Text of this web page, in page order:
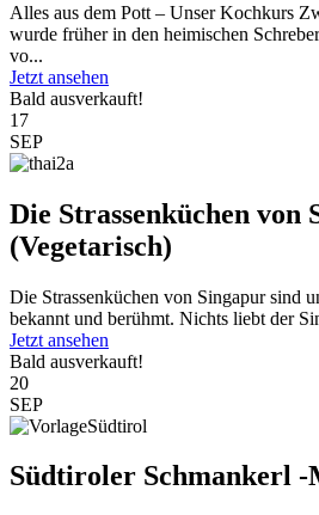
Alles aus dem Pott – Unser Kochkurs
wurde früher in den heimischen
vo...
Jetzt ansehen
Bald ausverkauft!
17
SEP
Die Strassenküchen von
(Vegetarisch)
Die Strassenküchen von Singapur sind
bekannt und berühmt. Nichts liebt der
Jetzt ansehen
Bald ausverkauft!
20
SEP
Südtiroler Schmankerl